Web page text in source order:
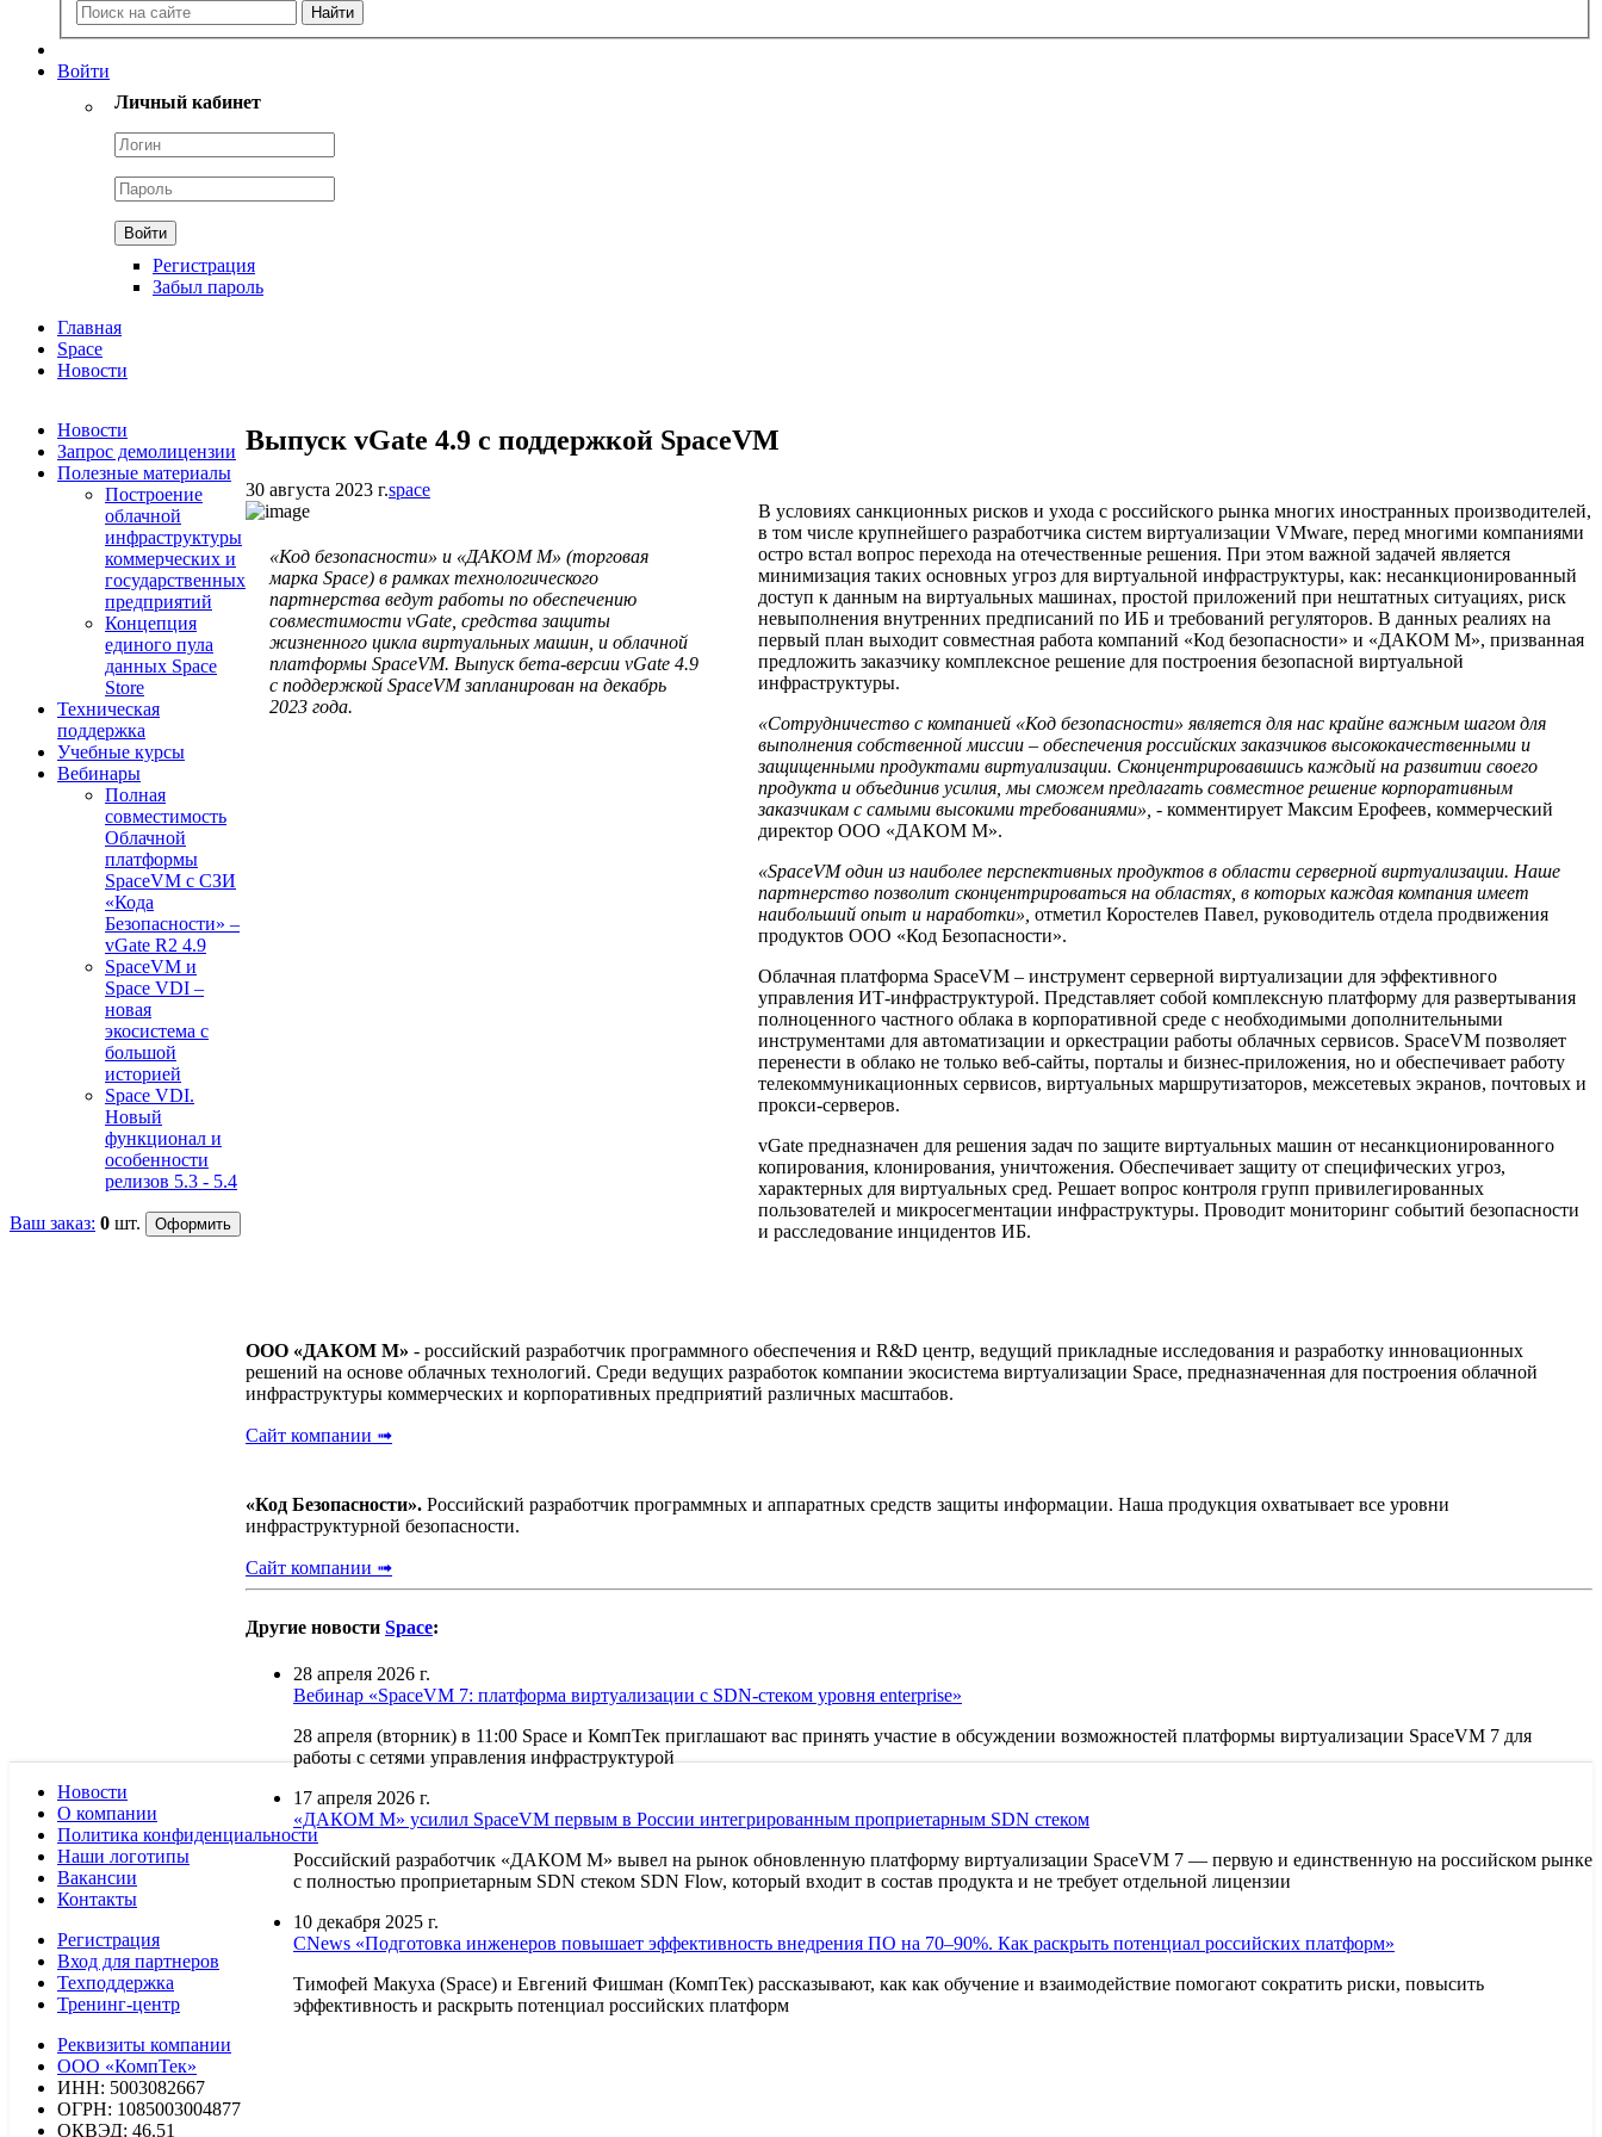
Войти
Личный кабинет
Регистрация
Забыл пароль
Главная
Space
Новости
Новости
Запрос демолицензии
Полезные материалы
Построение
облачной
инфраструктуры
коммерческих и
государственных
предприятий
Концепция
единого пула
данных Space
Store
Техническая
поддержка
Учебные курсы
Вебинары
Полная
совместимость
Облачной
платформы
SpaceVM с СЗИ
«Кода
Безопасности» –
vGate R2 4.9
SpaceVM и
Space VDI –
новая
экосистема с
большой
историей
Space VDI.
Новый
функционал и
особенности
релизов 5.3 - 5.4
Ваш заказ: 0 шт.
Выпуск vGate 4.9 с поддержкой SpaceVM
30 августа 2023 г.space
«Код безопасности» и «ДАКОМ М» (торговая
марка Space) в рамках технологического
партнерства ведут работы по обеспечению
совместимости vGate, средства защиты
жизненного цикла виртуальных машин, и облачной
платформы SpaceVM. Выпуск бета-версии vGate 4.9
с поддержкой SpaceVM запланирован на декабрь
2023 года.
В условиях санкционных рисков и ухода с российского рынка многих иностранных производителей,
в том числе крупнейшего разработчика систем виртуализации VMware, перед многими компаниями
остро встал вопрос перехода на отечественные решения. При этом важной задачей является
минимизация таких основных угроз для виртуальной инфраструктуры, как: несанкционированный
доступ к данным на виртуальных машинах, простой приложений при нештатных ситуациях, риск
невыполнения внутренних предписаний по ИБ и требований регуляторов. В данных реалиях на
первый план выходит совместная работа компаний «Код безопасности» и «ДАКОМ М», призванная
предложить заказчику комплексное решение для построения безопасной виртуальной
инфраструктуры.
«Сотрудничество с компанией «Код безопасности» является для нас крайне важным шагом для
выполнения собственной миссии – обеспечения российских заказчиков высококачественными и
защищенными продуктами виртуализации. Сконцентрировавшись каждый на развитии своего
продукта и объединив усилия, мы сможем предлагать совместное решение корпоративным
заказчикам с самыми высокими требованиями», - комментирует Максим Ерофеев, коммерческий
директор ООО «ДАКОМ М».
«SpaceVM один из наиболее перспективных продуктов в области серверной виртуализации. Наше
партнерство позволит сконцентрироваться на областях, в которых каждая компания имеет
наибольший опыт и наработки», отметил Коростелев Павел, руководитель отдела продвижения
продуктов ООО «Код Безопасности».
Облачная платформа SpaceVM – инструмент серверной виртуализации для эффективного
управления ИТ-инфраструктурой. Представляет собой комплексную платформу для развертывания
полноценного частного облака в корпоративной среде с необходимыми дополнительными
инструментами для автоматизации и оркестрации работы облачных сервисов. SpaceVM позволяет
перенести в облако не только веб-сайты, порталы и бизнес-приложения, но и обеспечивает работу
телекоммуникационных сервисов, виртуальных маршрутизаторов, межсетевых экранов, почтовых и
прокси-серверов.
vGate предназначен для решения задач по защите виртуальных машин от несанкционированного
копирования, клонирования, уничтожения. Обеспечивает защиту от специфических угроз,
характерных для виртуальных сред. Решает вопрос контроля групп привилегированных
пользователей и микросегментации инфраструктуры. Проводит мониторинг событий безопасности
и расследование инцидентов ИБ.
ООО «ДАКОМ М» - российский разработчик программного обеспечения и R&D центр, ведущий прикладные исследования и разработку инновационных
решений на основе облачных технологий. Среди ведущих разработок компании экосистема виртуализации Space, предназначенная для построения облачной
инфраструктуры коммерческих и корпоративных предприятий различных масштабов.
Сайт компании ➟
«Код Безопасности». Российский разработчик программных и аппаратных средств защиты информации. Наша продукция охватывает все уровни
инфраструктурной безопасности.
Сайт компании ➟
Другие новости Space:
28 апреля 2026 г.
Вебинар «SpaceVM 7: платформа виртуализации с SDN-стеком уровня enterprise»
28 апреля (вторник) в 11:00 Space и КомпТек приглашают вас принять участие в обсуждении возможностей платформы виртуализации SpaceVM 7 для
работы с сетями управления инфраструктурой
17 апреля 2026 г.
«ДАКОМ М» усилил SpaceVM первым в России интегрированным проприетарным SDN стеком
Российский разработчик «ДАКОМ М» вывел на рынок обновленную платформу виртуализации SpaceVM 7 — первую и единственную на российском рынке
с полностью проприетарным SDN стеком SDN Flow, который входит в состав продукта и не требует отдельной лицензии
10 декабря 2025 г.
CNews «Подготовка инженеров повышает эффективность внедрения ПО на 70–90%. Как раскрыть потенциал российских платформ»
Тимофей Макуха (Space) и Евгений Фишман (КомпТек) рассказывают, как как обучение и взаимодействие помогают сократить риски, повысить
эффективность и раскрыть потенциал российских платформ
Новости
О компании
Политика конфиденциальности
Наши логотипы
Вакансии
Контакты
Регистрация
Вход для партнеров
Техподдержка
Тренинг-центр
Реквизиты компании
ООО «КомпТек»
ИНН: 5003082667
ОГРН: 1085003004877
ОКВЭД: 46.51